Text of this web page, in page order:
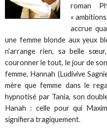
roman
«
accrue
une femme blonde aux yeux
n’arrange rien, sa belle
couronner le tout, le jour de
femme, Hannah (Ludivive
mère que femme dans le
hypnotisé par Tania, son
Hanah : celle pour qui
signifiera tragiquement.